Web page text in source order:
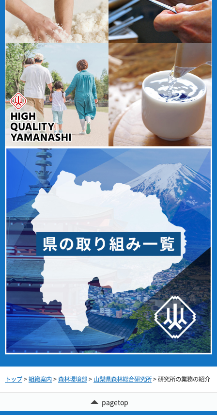
トップ>組織案内>森林環境部> 山梨県森林総合研究所> 研究所の業務の紹介
pagetop